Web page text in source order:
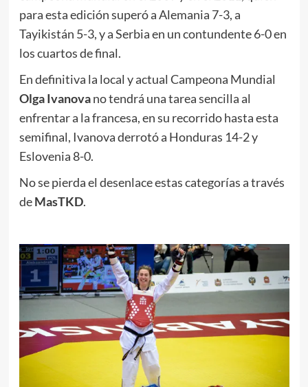
para esta edición superó a Alemania 7-3, a
Tayikistán 5-3, y a Serbia en un contundente 6-0 en
los cuartos de final.
En definitiva la local y actual Campeona Mundial
Olga Ivanovano tendrá una tarea sencilla al
enfrentar a la francesa, en su recorrido hasta esta
semifinal, Ivanova derrotó a Honduras 14-2 y
Eslovenia 8-0.
No se pierda el desenlace estas categorías a través
deMasTKD.